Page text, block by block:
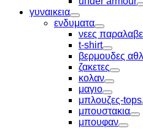
γυναικεια
Toggle
ενδυματα
Toggle
νεες
t-shirt
Toggle
βερμουδες
ζακετες
Toggle
κολαν
Toggle
μαγιο
Toggle
μπλουζες-tops
μπουστακια
μπουφαν